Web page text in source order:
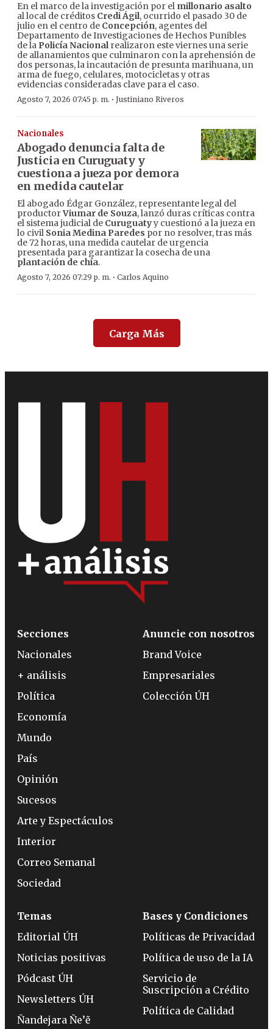
En el marco de la investigación por el millonario asalto
al local de créditos Credi Ágil, ocurrido el pasado 30 de
julio en el centro de Concepción, agentes del
Departamento de Investigaciones de Hechos Punibles
de la Policía Nacionalrealizaron este viernes una serie
de allanamientos que culminaron con la aprehensión de
dos personas, la incautación de presunta marihuana, un
arma de fuego, celulares, motocicletas y otras
evidencias consideradas clave para el caso.
Agosto 7, 2026 07:45 p. m. · Justiniano Riveros
Nacionales
Abogado denuncia falta de
Justicia en Curuguaty y
cuestiona a jueza por demora
en medida cautelar
El abogado Édgar González, representante legal del
productorViumar de Souza, lanzó duras críticas contra
el sistema judicial de Curuguatyy cuestionó a la jueza en
lo civil Sonia Medina Paredes por no resolver, tras más
de 72 horas, una medida cautelar de urgencia
presentada para garantizar la cosecha de una
plantación de chía.
Agosto 7, 2026 07:29 p. m. · Carlos Aquino
Carga Más
Secciones
Nacionales
+ análisis
Política
Economía
Mundo
País
Opinión
Sucesos
Arte y Espectáculos
Interior
Correo Semanal
Sociedad
Anuncie con nosotros
Brand Voice
Empresariales
Colección ÚH
Temas
Editorial ÚH
Noticias positivas
Pódcast ÚH
Newsletters ÚH
Ñandejara Ñe’ẽ
Bases y Condiciones
Políticas de Privacidad
Política de uso de la IA
Servicio de
Suscripción a Crédito
Política de Calidad